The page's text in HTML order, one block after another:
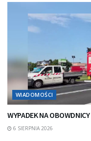
WIADOMOŚCI
WYPADEK NA OBOWDNICY
6 SIERPNIA 2026